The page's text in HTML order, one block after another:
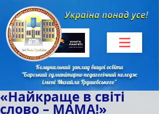
Комунальний заклад вищої освіти
"Барський гуманітарно-педагогічний коледж
імені Михайла Грушевського"
«Найкраще в світі
слово – МАМА!»